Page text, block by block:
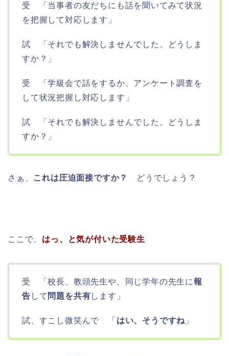
受 「当事者の友だちにも話を聞いてみて状況
を把握して対応します」
試 「それでも解決しませんでした、どうしま
すか？」
受 「学級会で話をするか、アンケート調査を
して状況把握し対応します」
試 「それでも解決しませんでした、どうしま
すか？」
さぁ、 これは圧迫面接ですか？ どうでしょう？
ここで、 はっ、と気が付いた受験生
受 「校長、教頭先生や、同じ学年の先生に報
告 して 問題を共有します」
試、すこし微笑んで 「 はい、そうですね 」